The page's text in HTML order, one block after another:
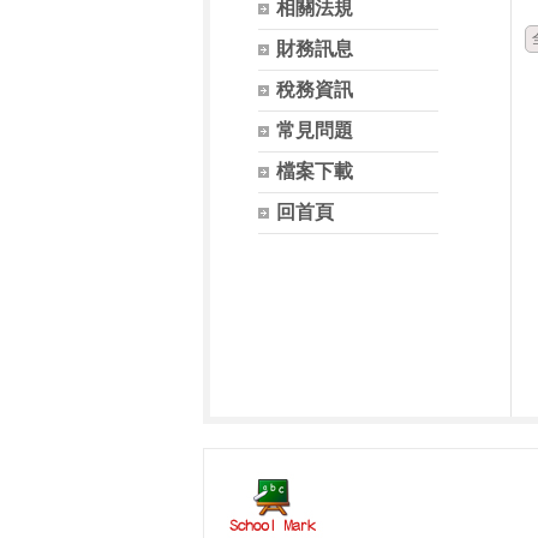
相關法規
財務訊息
稅務資訊
常見問題
檔案下載
回首頁